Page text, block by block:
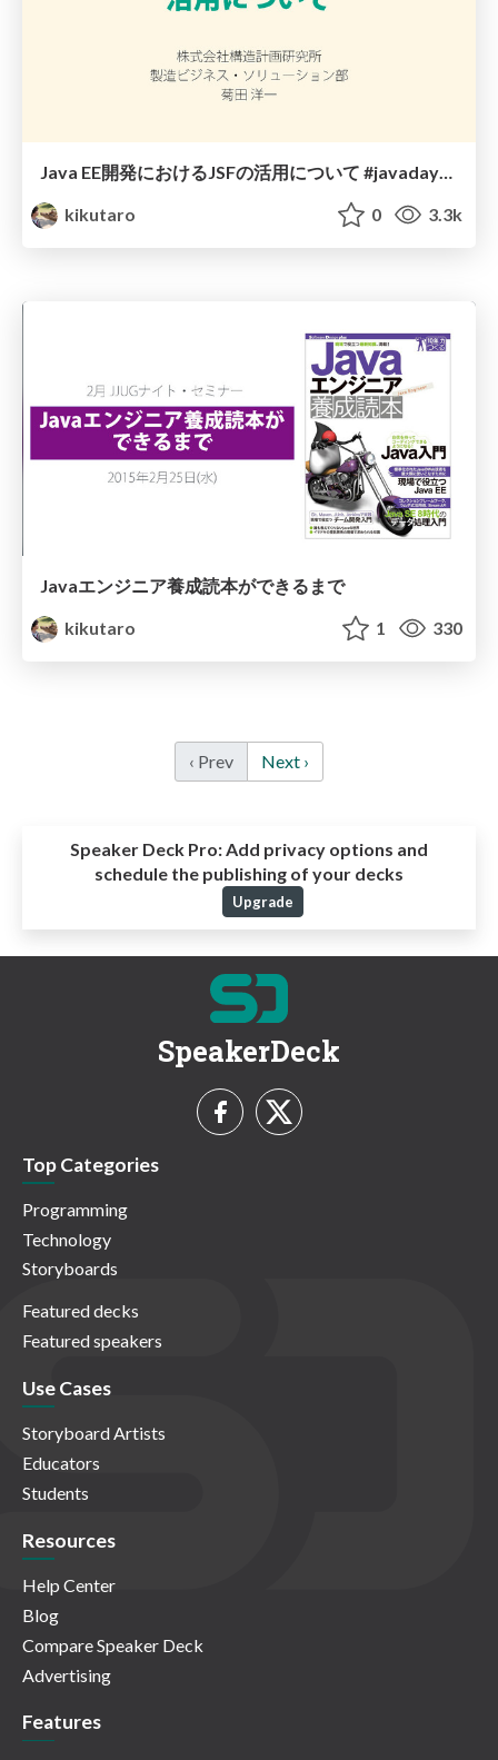
kikutaro
0 3.3k
Javaエンジニア養成読本が できるまで
kikutaro
1 330
‹ Prev Next ›
Speaker Deck Pro:Add privacy options and
schedule the publishing of your decks
Upgrade
SpeakerDeck
Top Categories
Programming
Technology
Storyboards
Featured decks
Featured speakers
Use Cases
Storyboard Artists
Educators
Students
Resources
Help Center
Blog
Compare Speaker Deck
Advertising
Features